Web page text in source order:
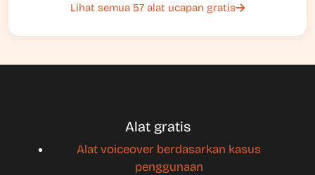
Lihat semua 57 alat ucapan gratis
Alat gratis
Alat voiceover berdasarkan kasus
penggunaan